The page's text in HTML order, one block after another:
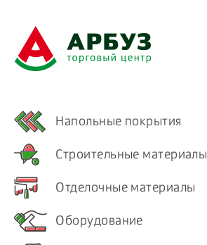
Напольные покрытия
Строительные материалы
Отделочные материалы
Оборудование